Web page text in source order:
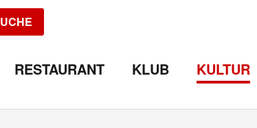
RESTAURANT KLUB KULTUR